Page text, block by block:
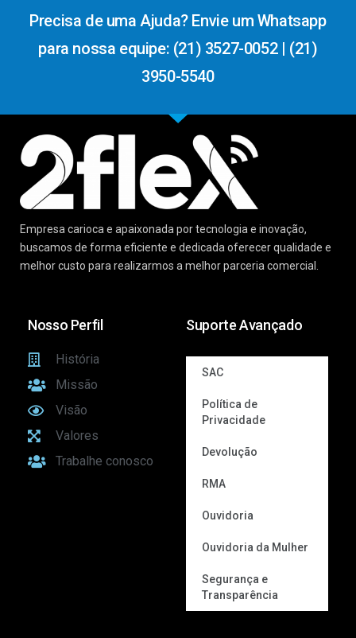
Precisa de uma Ajuda? Envie um Whatsapp
para nossa equipe: (21) 3527-0052 | (21)
3950-5540
Empresa carioca e apaixonada por tecnologia e inovação,
buscamos de forma eficiente e dedicada oferecer qualidade e
melhor custo para realizarmos a melhor parceria comercial.
Nosso Perfil
História
Missão
Visão
Valores
Trabalhe conosco
Suporte Avançado
SAC
Política de
Privacidade
Devolução
RMA
Ouvidoria
Ouvidoria da Mulher
Segurança e
Transparência